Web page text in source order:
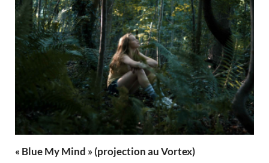
« Blue My Mind » (projection au Vortex)